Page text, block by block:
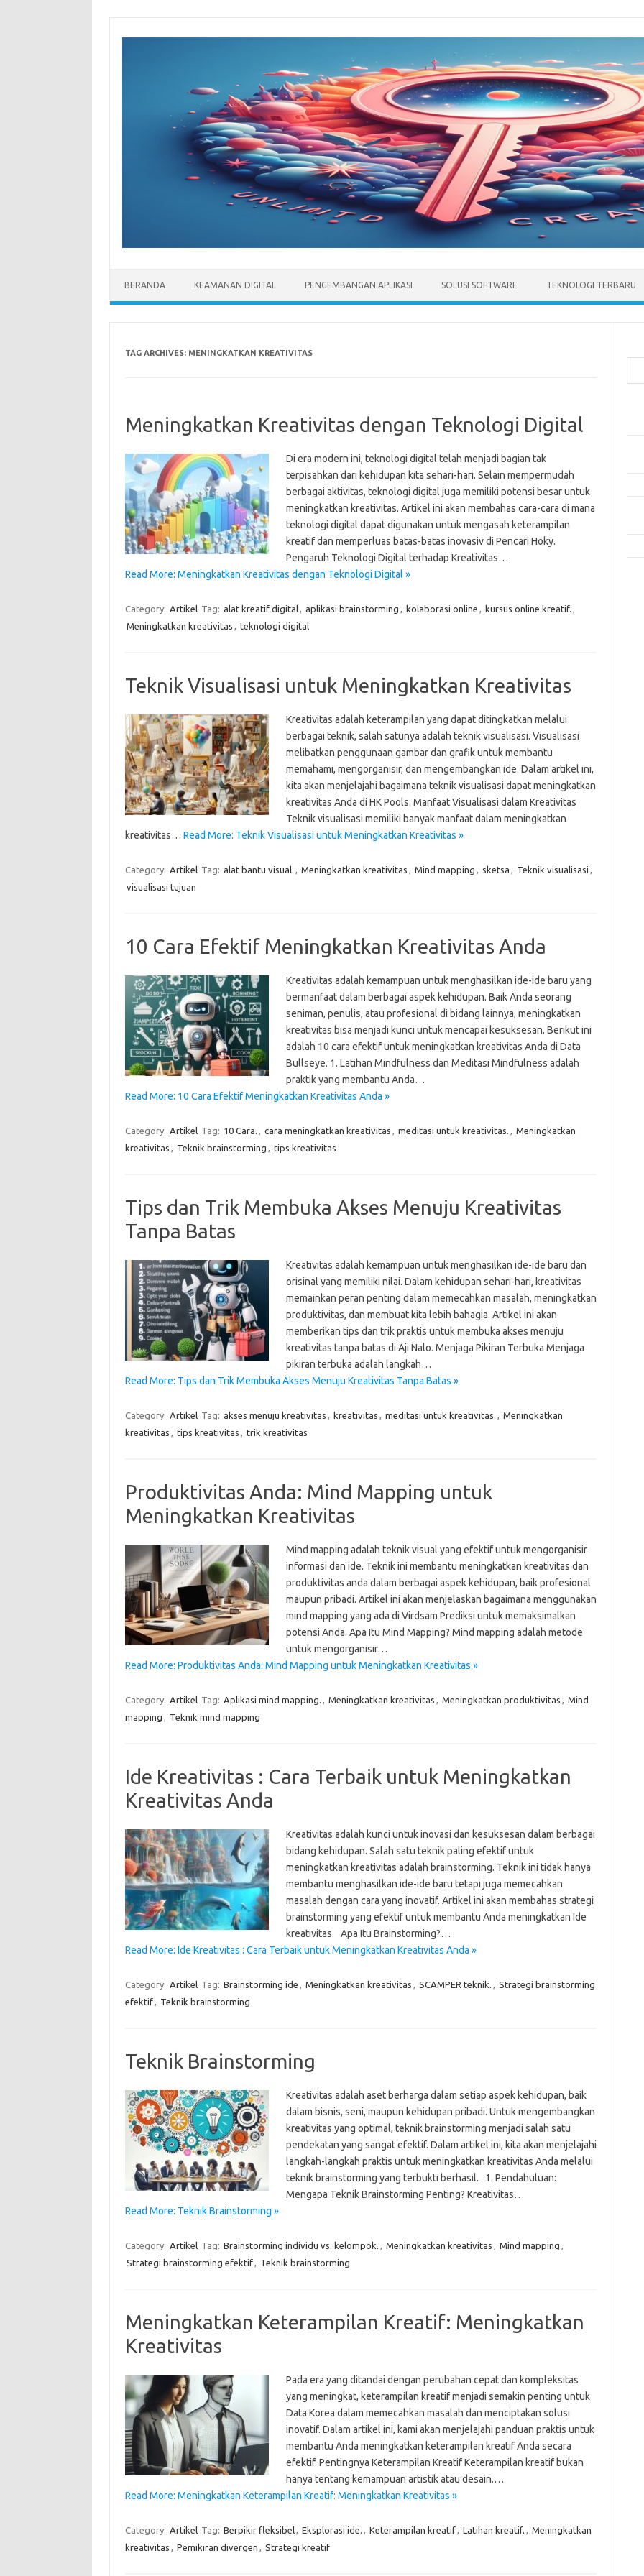
BERANDA KEAMANAN DIGITAL PENGEMBANGAN APLIKASI SOLUSI SOFTWARE TEKNOLOGI TERBARU
TAG ARCHIVES: MENINGKATKAN KREATIVITAS
Meningkatkan Kreativitas dengan Teknologi Digital
Di era modern ini, teknologi digital telah menjadi bagian tak
terpisahkan dari kehidupan kita sehari-hari. Selain mempermudah
berbagai aktivitas, teknologi digital juga memiliki potensi besar untuk
meningkatkan kreativitas. Artikel ini akan membahas cara-cara di mana
teknologi digital dapat digunakan untuk mengasah keterampilan
kreatif dan memperluas batas-batas inovasiv di Pencari Hoky.
Pengaruh Teknologi Digital terhadap Kreativitas…
Read More: Meningkatkan Kreativitas dengan Teknologi Digital »
Category: Artikel Tag: alat kreatif digital, aplikasi brainstorming , kolaborasi online , kursus online kreatif. ,
Meningkatkan kreativitas , teknologi digital
Teknik Visualisasi untuk Meningkatkan Kreativitas
Kreativitas adalah keterampilan yang dapat ditingkatkan melalui
berbagai teknik, salah satunya adalah teknik visualisasi. Visualisasi
melibatkan penggunaan gambar dan grafik untuk membantu
memahami, mengorganisir, dan mengembangkan ide. Dalam artikel ini,
kita akan menjelajahi bagaimana teknik visualisasi dapat meningkatkan
kreativitas Anda di HK Pools. Manfaat Visualisasi dalam Kreativitas
Teknik visualisasi memiliki banyak manfaat dalam meningkatkan
kreativitas… Read More: Teknik Visualisasi untuk Meningkatkan Kreativitas »
Category: Artikel Tag: alat bantu visual. , Meningkatkan kreativitas , Mind mapping , sketsa , Teknik visualisasi ,
visualisasi tujuan
10 Cara Efektif Meningkatkan Kreativitas Anda
Kreativitas adalah kemampuan untuk menghasilkan ide-ide baru yang
bermanfaat dalam berbagai aspek kehidupan. Baik Anda seorang
seniman, penulis, atau profesional di bidang lainnya, meningkatkan
kreativitas bisa menjadi kunci untuk mencapai kesuksesan. Berikut ini
adalah 10 cara efektif untuk meningkatkan kreativitas Anda di Data
Bullseye. 1. Latihan Mindfulness dan Meditasi Mindfulness adalah
praktik yang membantu Anda…
Read More: 10 Cara Efektif Meningkatkan Kreativitas Anda »
Category: Artikel Tag: 10 Cara. , cara meningkatkan kreativitas , meditasi untuk kreativitas. , Meningkatkan
kreativitas , Teknik brainstorming , tips kreativitas
Tips dan Trik Membuka Akses Menuju Kreativitas
Tanpa Batas
Kreativitas adalah kemampuan untuk menghasilkan ide-ide baru dan
orisinal yang memiliki nilai. Dalam kehidupan sehari-hari, kreativitas
memainkan peran penting dalam memecahkan masalah, meningkatkan
produktivitas, dan membuat kita lebih bahagia. Artikel ini akan
memberikan tips dan trik praktis untuk membuka akses menuju
kreativitas tanpa batas di Aji Nalo. Menjaga Pikiran Terbuka Menjaga
pikiran terbuka adalah langkah…
Read More: Tips dan Trik Membuka Akses Menuju Kreativitas Tanpa Batas »
Category: Artikel Tag: akses menuju kreativitas , kreativitas , meditasi untuk kreativitas. , Meningkatkan
kreativitas , tips kreativitas , trik kreativitas
Produktivitas Anda: Mind Mapping untuk
Meningkatkan Kreativitas
Mind mapping adalah teknik visual yang efektif untuk mengorganisir
informasi dan ide. Teknik ini membantu meningkatkan kreativitas dan
produktivitas anda dalam berbagai aspek kehidupan, baik profesional
maupun pribadi. Artikel ini akan menjelaskan bagaimana menggunakan
mind mapping yang ada di Virdsam Prediksi untuk memaksimalkan
potensi Anda. Apa Itu Mind Mapping? Mind mapping adalah metode
untuk mengorganisir…
Read More: Produktivitas Anda: Mind Mapping untuk Meningkatkan Kreativitas »
Category: Artikel Tag: Aplikasi mind mapping. , Meningkatkan kreativitas , Meningkatkan produktivitas , Mind
mapping , Teknik mind mapping
Ide Kreativitas : Cara Terbaik untuk Meningkatkan
Kreativitas Anda
Kreativitas adalah kunci untuk inovasi dan kesuksesan dalam berbagai
bidang kehidupan. Salah satu teknik paling efektif untuk
meningkatkan kreativitas adalah brainstorming. Teknik ini tidak hanya
membantu menghasilkan ide-ide baru tetapi juga memecahkan
masalah dengan cara yang inovatif. Artikel ini akan membahas strategi
brainstorming yang efektif untuk membantu Anda meningkatkan Ide
kreativitas. Apa Itu Brainstorming?…
Read More: Ide Kreativitas : Cara Terbaik untuk Meningkatkan Kreativitas Anda »
Category: Artikel Tag: Brainstorming ide , Meningkatkan kreativitas , SCAMPER teknik. , Strategi brainstorming
efektif, Teknik brainstorming
Teknik Brainstorming
Kreativitas adalah aset berharga dalam setiap aspek kehidupan, baik
dalam bisnis, seni, maupun kehidupan pribadi. Untuk mengembangkan
kreativitas yang optimal, teknik brainstorming menjadi salah satu
pendekatan yang sangat efektif. Dalam artikel ini, kita akan menjelajahi
langkah-langkah praktis untuk meningkatkan kreativitas Anda melalui
teknik brainstorming yang terbukti berhasil. 1. Pendahuluan:
Mengapa Teknik Brainstorming Penting? Kreativitas…
Read More: Teknik Brainstorming »
Category: Artikel Tag: Brainstorming individu vs. kelompok. , Meningkatkan kreativitas , Mind mapping ,
Strategi brainstorming efektif, Teknik brainstorming
Meningkatkan Keterampilan Kreatif: Meningkatkan
Kreativitas
Pada era yang ditandai dengan perubahan cepat dan kompleksitas
yang meningkat, keterampilan kreatif menjadi semakin penting untuk
Data Korea dalam memecahkan masalah dan menciptakan solusi
inovatif. Dalam artikel ini, kami akan menjelajahi panduan praktis untuk
membantu Anda meningkatkan keterampilan kreatif Anda secara
efektif. Pentingnya Keterampilan Kreatif Keterampilan kreatif bukan
hanya tentang kemampuan artistik atau desain.…
Read More: Meningkatkan Keterampilan Kreatif: Meningkatkan Kreativitas »
Category: Artikel Tag: Berpikir fleksibel, Eksplorasi ide. , Keterampilan kreatif, Latihan kreatif. , Meningkatkan
kreativitas , Pemikiran divergen , Strategi kreatif